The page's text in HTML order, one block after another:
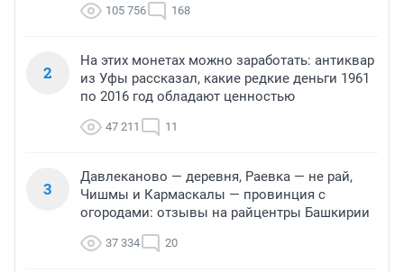
105 756 168
2
На этих монетах можно заработать: антиквар
из Уфы рассказал, какие редкие деньги 1961
по 2016 год обладают ценностью
47 211 11
3
Давлеканово — деревня, Раевка — не рай,
Чишмы и Кармаскалы — провинция с
огородами: отзывы на райцентры Башкирии
37 334 20